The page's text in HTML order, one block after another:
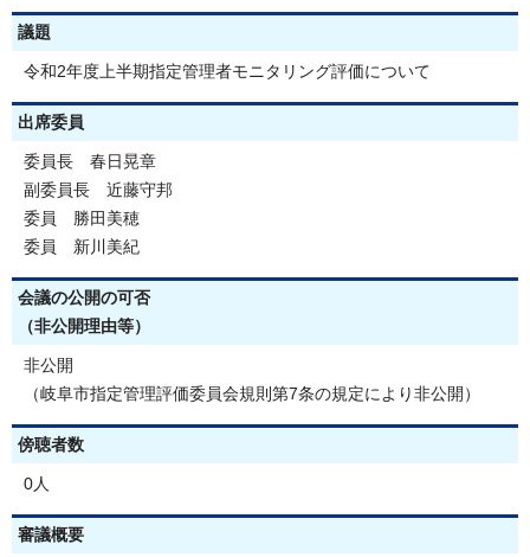
議題
令和2年度上半期指定管理者モニタリング評価について
出席委員
委員長 春日晃章
副委員長 近藤守邦
委員 勝田美穂
委員 新川美紀
会議の公開の可否
（非公開理由等）
非公開
（岐阜市指定管理評価委員会規則第7条の規定により非公開）
傍聴者数
0人
審議概要